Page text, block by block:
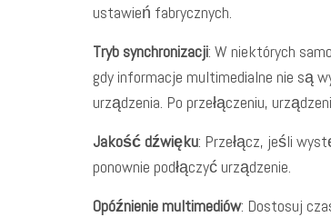
ustawień fabrycznych.
Tryb synchronizacji: W niektórych
gdy informacje multimedialne nie są
urządzenia. Po przełączeniu,
Jakość dźwięku: Przełącz, jeśli
ponownie podłączyć urządzenie.
Opóźnienie multimediów: Dostosuj